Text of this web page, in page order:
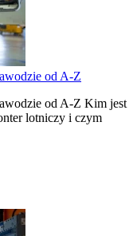
od A-Z
od A-Z Kim jest
lotniczy i czym